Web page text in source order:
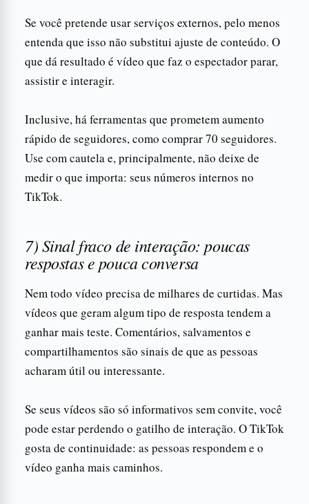
Se você pretende usar serviços externos, pelo menos
entenda que isso não substitui ajuste de conteúdo. O
que dá resultado é vídeo que faz o espectador parar,
assistir e interagir.
Inclusive, há ferramentas que prometem aumento
rápido de seguidores, como comprar 70 seguidores.
Use com cautela e, principalmente, não deixe de
medir o que importa: seus números internos no
TikTok.
7) Sinal fraco de interação: poucas
respostas e pouca conversa
Nem todo vídeo precisa de milhares de curtidas. Mas
vídeos que geram algum tipo de resposta tendem a
ganhar mais teste. Comentários, salvamentos e
compartilhamentos são sinais de que as pessoas
acharam útil ou interessante.
Se seus vídeos são só informativos sem convite, você
pode estar perdendo o gatilho de interação. O TikTok
gosta de continuidade: as pessoas respondem e o
vídeo ganha mais caminhos.